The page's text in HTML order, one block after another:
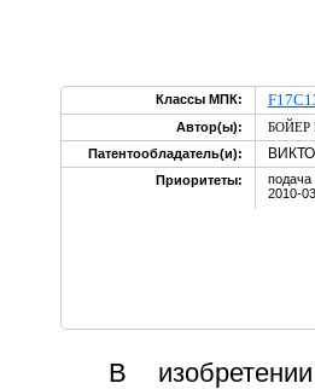
Классы МПК:
Автор(ы):
БОЙЕР
Патентообладатель(и):
Приоритеты:
подача
2010-
В